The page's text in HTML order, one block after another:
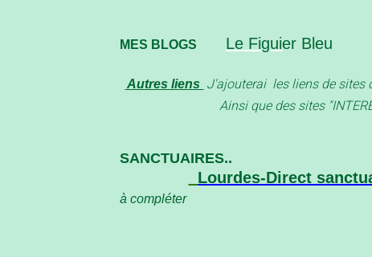
MES BLOGS Le Figuier Bleu
Autres liens J'ajouterai les liens de sites
Ainsi que des sites
SANCTUAIRES..
Lourdes-Direct
à compléter